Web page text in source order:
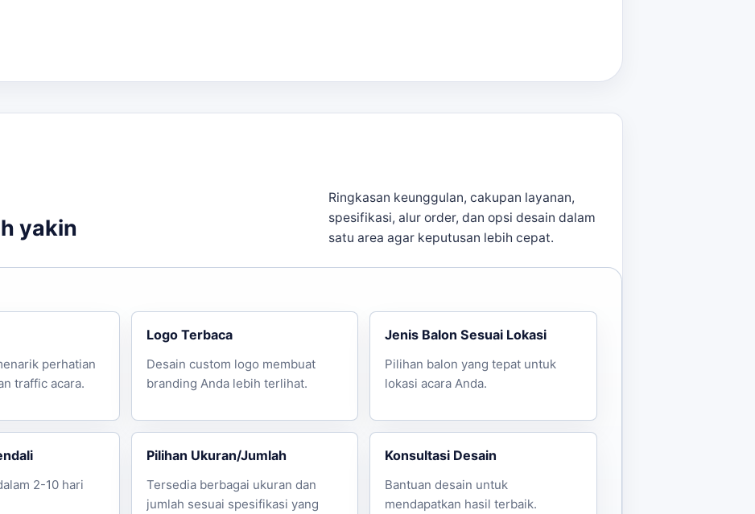
termasuk ukuran, jumlah, dan desain logo. Kami akan memberikan estimasi harga dan
yakin
Ringkasan keunggulan, cakupan layanan,
spesifikasi, alur order, dan opsi desain dalam
satu area agar keputusan lebih cepat.
perhatian
traffic acara.
Logo Terbaca
Desain custom logo membuat
branding Anda lebih terlihat.
Jenis Balon Sesuai Lokasi
Pilihan balon yang tepat untuk
lokasi acara Anda.
2-10 hari
Pilihan Ukuran/Jumlah
Tersedia berbagai ukuran dan
jumlah sesuai spesifikasi yang
Konsultasi Desain
Bantuan desain untuk
mendapatkan hasil terbaik.